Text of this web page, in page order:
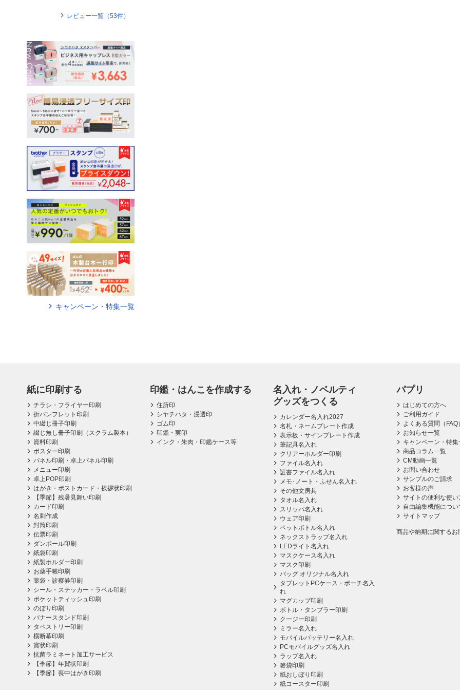
レビュー一覧（53件）
キャンペーン・特集一覧
紙に印刷する
チラシ・フライヤー印刷
折パンフレット印刷
中綴じ冊子印刷
綴じ無し冊子印刷（スクラム製本）
資料印刷
ポスター印刷
パネル印刷・卓上パネル印刷
メニュー印刷
卓上POP印刷
はがき・ポストカード・挨拶状印刷
【季節】残暑見舞い印刷
カード印刷
名刺作成
封筒印刷
伝票印刷
ダンボール印刷
紙袋印刷
紙製ホルダー印刷
お薬手帳印刷
薬袋・診察券印刷
シール・ステッカー・ラベル印刷
ポケットティッシュ印刷
のぼり印刷
バナースタンド印刷
タペストリー印刷
横断幕印刷
賞状印刷
抗菌ラミネート加工サービス
【季節】年賀状印刷
【季節】喪中はがき印刷
印鑑・はんこを作成する
住所印
シヤチハタ・浸透印
ゴム印
印鑑・実印
インク・朱肉・印鑑ケース等
名入れ・ノベルティ
グッズをつくる
カレンダー名入れ2027
名札・ネームプレート作成
表示板・サインプレート作成
筆記具名入れ
クリアーホルダー印刷
ファイル名入れ
証書ファイル名入れ
メモ･ノート・ふせん名入れ
その他文房具
タオル名入れ
スリッパ名入れ
ウェア印刷
ペットボトル名入れ
ネックストラップ名入れ
LEDライト名入れ
マスクケース名入れ
マスク印刷
バッグ オリジナル名入れ
タブレットPCケース・ポーチ名入
れ
マグカップ印刷
ボトル・タンブラー印刷
クージー印刷
ミラー名入れ
モバイルバッテリー名入れ
PCモバイルグッズ名入れ
ラップ名入れ
箸袋印刷
紙おしぼり印刷
紙コースター印刷
パプリ
はじめての方へ
ご利用ガイド
よくある質問（FAQ
お知らせ一覧
キャンペーン・特集
商品コラム一覧
CM動画一覧
お問い合わせ
サンプルのご請求
お客様の声
サイトの便利な使い
自由編集機能につい
サイトマップ
商品や納期に関するお